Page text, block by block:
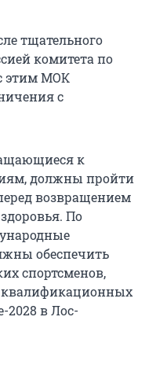
тщательного
комитета по
этим МОК
с
к
должны пройти
возвращением
По
обеспечить
спортсменов,
квалификационных
2028 в Лос-